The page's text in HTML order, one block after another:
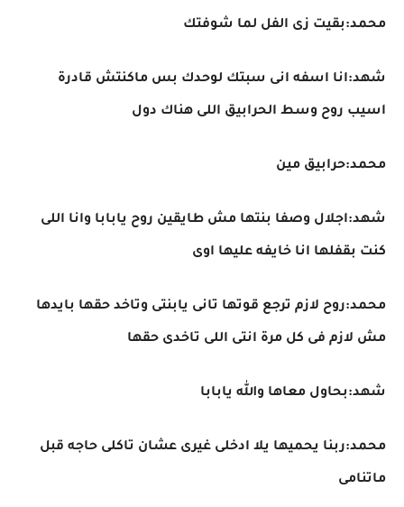
محمد:بقيت زى الفل لما شوفتك
شهد:انا اسفه انى سبتك لوحدك بس ماكنتش قادرة
اسيب روح وسط الحرابيق اللى هناك دول
محمد:حرابيق مين
شهد:اجلال وصفا بنتها مش طايقين روح يابابا وانا اللى
كنت بقفلها انا خايفه عليها اوى
محمد:روح لازم ترجع قوتها تانى يابنتى وتاخد حقها بايدها
مش لازم فى كل مرة انتى اللى تاخدى حقها
شهد:بحاول معاها والله يابابا
محمد:ربنا يحميها يلا ادخلى غيرى عشان تاكلى حاجه قبل
ماتنامى